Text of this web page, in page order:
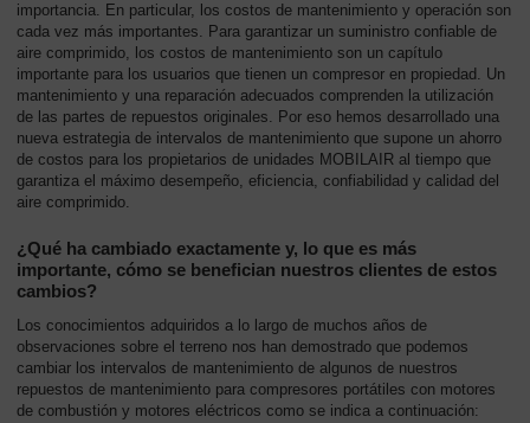
importancia. En particular, los costos de mantenimiento y operación son
cada vez más importantes. Para garantizar un suministro confiable de
aire comprimido, los costos de mantenimiento son un capítulo
importante para los usuarios que tienen un compresor en propiedad. Un
mantenimiento y una reparación adecuados comprenden la utilización
de las partes de repuestos originales. Por eso hemos desarrollado una
nueva estrategia de intervalos de mantenimiento que supone un ahorro
de costos para los propietarios de unidades MOBILAIR al tiempo que
garantiza el máximo desempeño, eficiencia, confiabilidad y calidad del
aire comprimido.
¿Qué ha cambiado exactamente y, lo que es más
importante, cómo se benefician nuestros clientes de estos
cambios?
Los conocimientos adquiridos a lo largo de muchos años de
observaciones sobre el terreno nos han demostrado que podemos
cambiar los intervalos de mantenimiento de algunos de nuestros
repuestos de mantenimiento para compresores portátiles con motores
de combustión y motores eléctricos como se indica a continuación: